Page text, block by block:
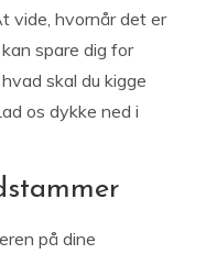
vide, hvornår det er
spare dig for
skal du kigge
os dykke ned i
på dine